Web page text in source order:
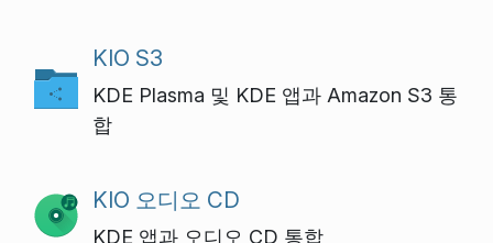
KIO S3
KDE Plasma 및 KDE 앱과 Amazon S3 통
합
KIO 오디오 CD
KDE 앱과 오디오 CD 통합